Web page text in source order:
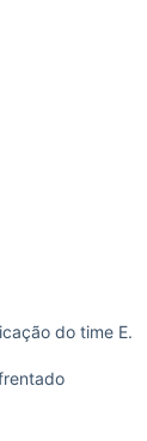
do time E.